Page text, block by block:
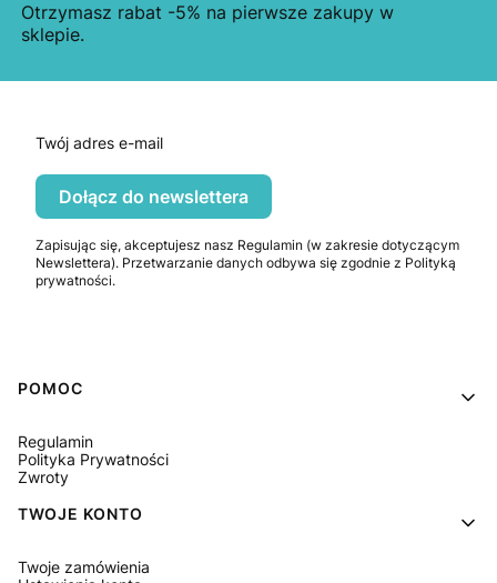
Otrzymasz rabat -5% na pierwsze zakupy w
sklepie.
Twój adres e-mail
Dołącz do newslettera
Zapisując się, akceptujesz nasz Regulamin (w zakresie dotyczącym
Newslettera). Przetwarzanie danych odbywa się zgodnie z Polityką
prywatności.
Linki w stopce
POMOC
Regulamin
Polityka Prywatności
Zwroty
TWOJE KONTO
Twoje zamówienia